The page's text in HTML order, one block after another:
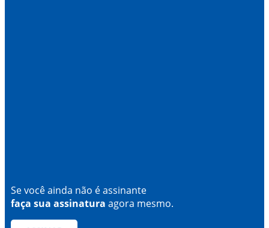
Se você ainda não é assinante
faça sua assinatura agora mesmo.